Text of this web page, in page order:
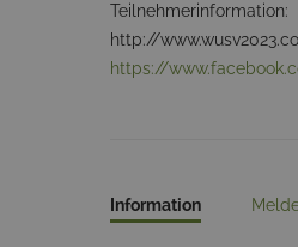
Teilnehmerinformation:
http://
https://
Information